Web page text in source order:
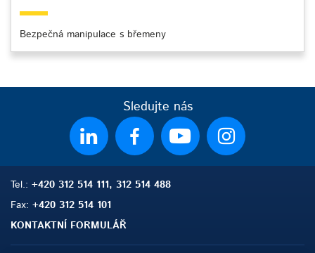
Bezpečná manipulace s břemeny
Sledujte nás
Tel.: +420 312 514 111, 312 514 488
Fax: +420 312 514 101
KONTAKTNÍ FORMULÁŘ